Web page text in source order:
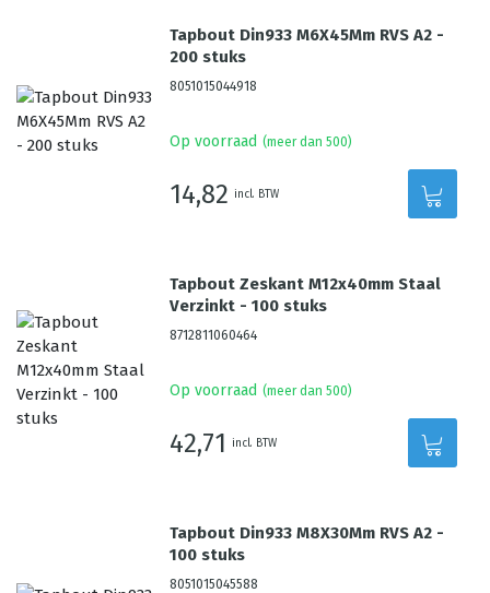
Tapbout Din933 M6X45Mm RVS A2 -
200 stuks
8051015044918
Op voorraad (meer dan 500)
14,82 incl. BTW
Tapbout Zeskant M12x40mm Staal
Verzinkt - 100 stuks
8712811060464
Op voorraad (meer dan 500)
42,71 incl. BTW
Tapbout Din933 M8X30Mm RVS A2 -
100 stuks
8051015045588